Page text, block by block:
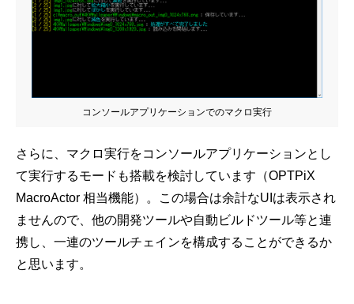
コンソールアプリケーションでのマクロ実行
さらに、マクロ実行をコンソールアプリケーションとし
て実行するモードも搭載を検討しています（OPTPiX
MacroActor 相当機能）。この場合は余計なUIは表示され
ませんので、他の開発ツールや自動ビルドツール等と連
携し、一連のツールチェインを構成することができるか
と思います。